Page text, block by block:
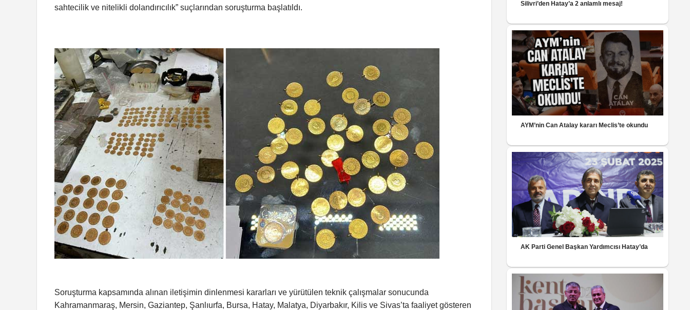
sahtecilik ve nitelikli dolandırıcılık” suçlarından soruşturma başlatıldı.
Soruşturma kapsamında alınan iletişimin dinlenmesi kararları ve yürütülen teknik çalışmalar sonucunda
Kahramanmaraş, Mersin, Gaziantep, Şanlıurfa, Bursa, Hatay, Malatya, Diyarbakır, Kilis ve Sivas’ta faaliyet gösteren
Silivri’den Hatay’a 2 anlamlı mesaj!
AYM’nin Can Atalay kararı Meclis’te okundu
AK Parti Genel Başkan Yardımcısı Hatay’da